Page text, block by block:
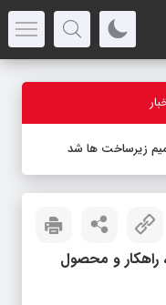
زیرساخت ها شد
راهکار و محصول